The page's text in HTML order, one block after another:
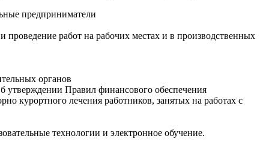
предприниматели
работ на рабочих местах и в производственных
органов
утверждении Правил финансового обеспечения
курортного лечения работников, занятых на работах с
технологии и электронное обучение.